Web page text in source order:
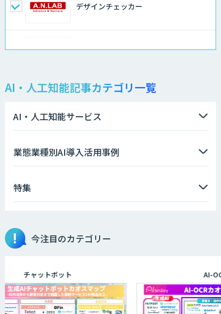
デザインチェッカー
地理空間DX ソリューション
製造業特化型オーダーメイドAI開発（知
ソフトクリエイトのAI開発サービス
TDSEEye
APTOのAI受託開発
AI・人工知能記事カテゴリ一覧
AI・人工知能サービス
業態業種別AI導入活用事例
特集
今注目のカテゴリー
チャットボット AI-OCR